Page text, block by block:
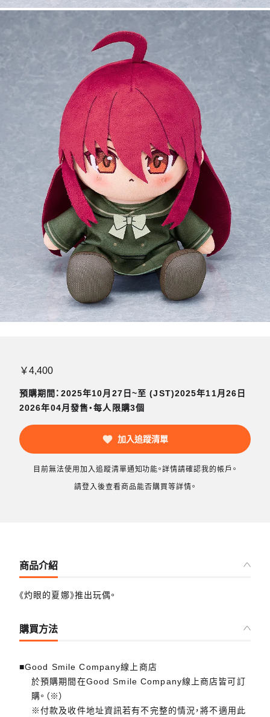
￥4,400
預購期間：2025年10月27日~至 (JST)2025年11月26日
2026年04月發售・每人限購3個
加入追蹤清單
目前無法使用加入追蹤清單通知功能。詳情請確認我的帳戶。
請登入後查看商品能否購買等詳情。
商品介紹
《灼眼的夏娜》推出玩偶。
購買方法
■Good Smile Company線上商店
於預購期間在Good Smile Company線上商店皆可訂
購。（※）
※付款及收件地址資訊若有不完整的情況，將不適用此